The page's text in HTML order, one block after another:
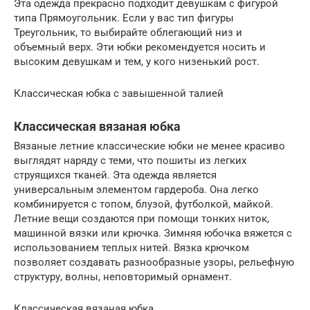
Эта одежда прекрасно подходит девушкам с фигурой
типа Прямоугольник. Если у вас тип фигуры
Треугольник, то выбирайте облегающий низ и
объемный верх. Эти юбки рекомендуется носить и
высоким девушкам и тем, у кого низенький рост.
Классическая юбка с завышенной талией
Классическая вязаная юбка
Вязаные летние классические юбки не менее красиво
выглядят наряду с теми, что пошиты из легких
струящихся тканей. Эта одежда является
универсальным элементом гардероба. Она легко
комбинируется с топом, блузой, футболкой, майкой.
Летние вещи создаются при помощи тонких ниток,
машинной вязки или крючка. Зимняя юбочка вяжется с
использованием теплых нитей. Вязка крючком
позволяет создавать разнообразные узоры, рельефную
структуру, волны, неповторимый орнамент.